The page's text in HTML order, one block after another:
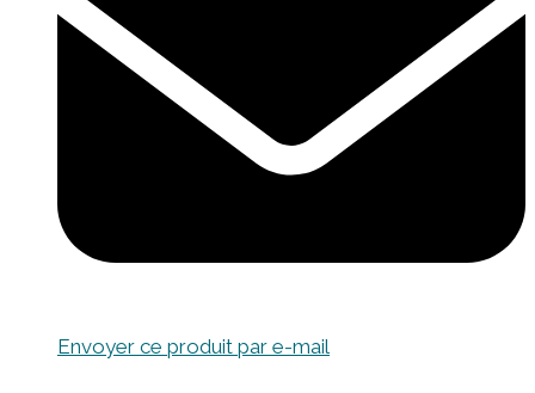
Envoyer ce produit par e-mail